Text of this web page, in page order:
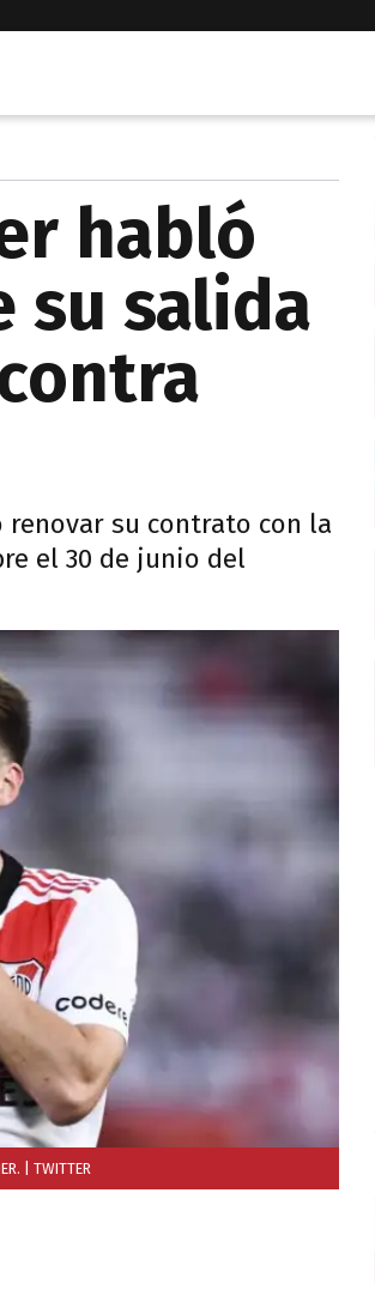
habló
su salida
su contrato con la
el 30 de junio del
| TWITTER